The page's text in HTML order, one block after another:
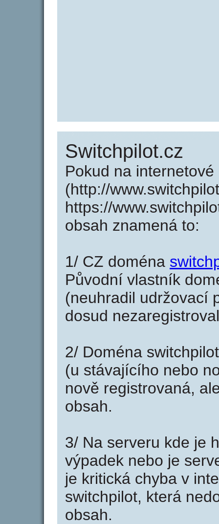
Switchpilot.cz
Pokud na
(http://
https://
obsah znamená to:
1/ CZ doména
Původní vlastník
(neuhradil udržovací
dosud
2/ Doména
(u stávajícího nebo
nově registrovaná,
obsah.
3/ Na serveru kde je
výpadek nebo je
je kritická chyba v
switchpilot, která
obsah.